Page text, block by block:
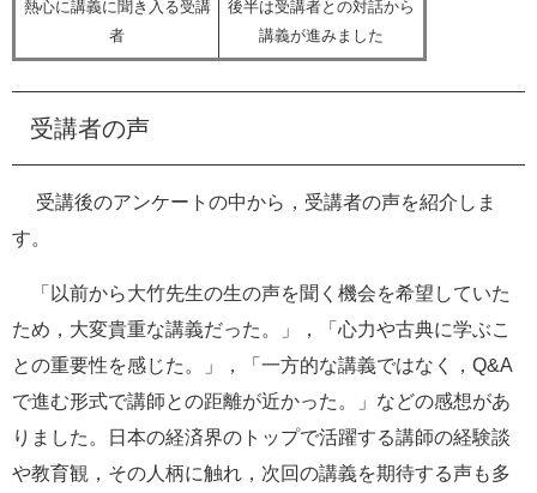
熱心に講義に聞き入る受講
者
後半は受講者との対話から
講義が進みました
受講者の声
受講後のアンケートの中から，受講者の声を紹介しま
す。
「以前から大竹先生の生の声を聞く機会を希望していた
ため，大変貴重な講義だった。」，「心力や古典に学ぶこ
との重要性を感じた。」，「一方的な講義ではなく，Q&A
で進む形式で講師との距離が近かった。」などの感想があ
りました。日本の経済界のトップで活躍する講師の経験談
や教育観，その人柄に触れ，次回の講義を期待する声も多